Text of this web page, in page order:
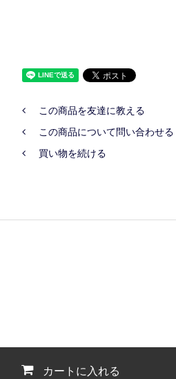
この商品を友達に教える
この商品について問い合わせる
買い物を続ける
カートに入れる